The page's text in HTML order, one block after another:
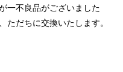
一不良品がございました
ただちに交換いたします。